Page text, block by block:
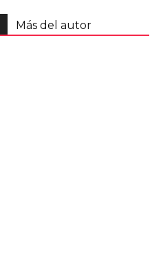
Más del autor